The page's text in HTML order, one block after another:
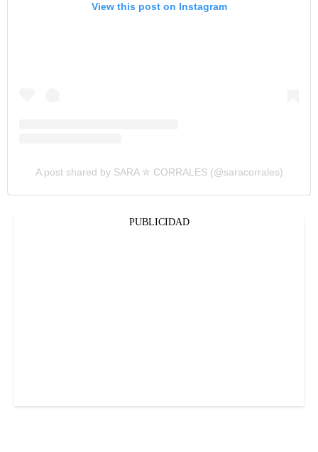
View this post on Instagram
A post shared by SARA ✮ CORRALES (@saracorrales)
PUBLICIDAD